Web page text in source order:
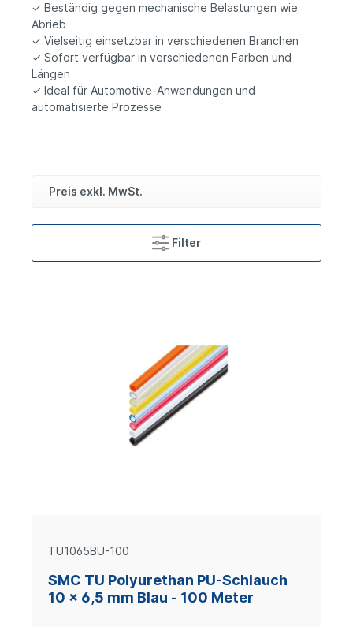
✓ Beständig gegen mechanische Belastungen wie
Abrieb
✓ Vielseitig einsetzbar in verschiedenen Branchen
✓ Sofort verfügbar in verschiedenen Farben und
Längen
✓ Ideal für Automotive-Anwendungen und
automatisierte Prozesse
Preis exkl. MwSt.
Filter
TU1065BU-100
SMC TU Polyurethan PU-Schlauch
10 x 6,5 mm Blau - 100 Meter